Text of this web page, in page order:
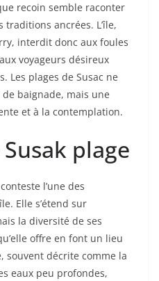
recoin semble raconter
traditions ancrées. L’île,
interdit donc aux foules
voyageurs désireux
Les plages de Susac ne
baignade, mais une
et à la contemplation.
plage
l’une des
Elle s’étend sur
la diversité de ses
offre en font un lieu
souvent décrite comme la
eaux peu profondes,